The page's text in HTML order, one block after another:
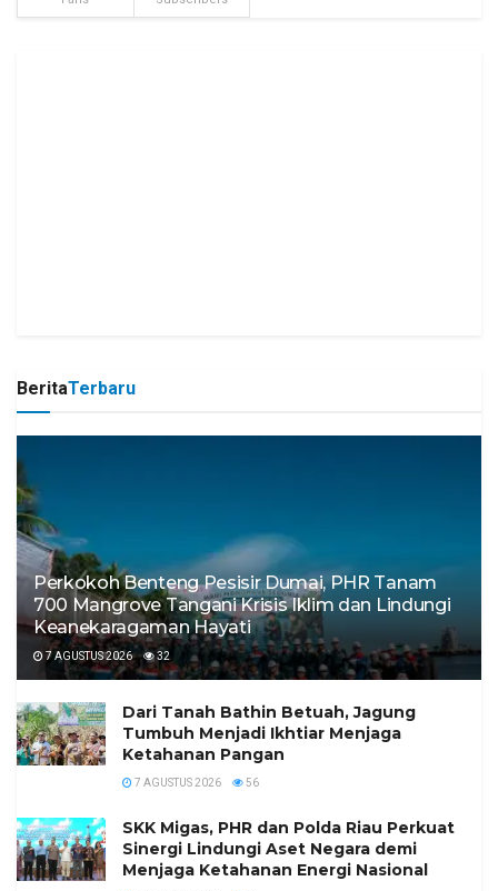
BeritaTerbaru
Perkokoh Benteng Pesisir Dumai, PHR Tanam
700 Mangrove Tangani Krisis Iklim dan Lindungi
Keanekaragaman Hayati
7 AGUSTUS 2026 32
Dari Tanah Bathin Betuah, Jagung
Tumbuh Menjadi Ikhtiar Menjaga
Ketahanan Pangan
7 AGUSTUS 2026 56
SKK Migas, PHR dan Polda Riau Perkuat
Sinergi Lindungi Aset Negara demi
Menjaga Ketahanan Energi Nasional